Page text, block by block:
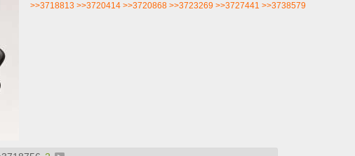
>>3718813 >>3720414 >>3720868 >>3723269 >>3727441 >>3738579